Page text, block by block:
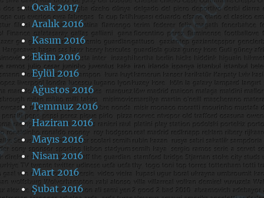
Ocak 2017
Aralık 2016
Kasım 2016
Ekim 2016
Eylül 2016
Ağustos 2016
Temmuz 2016
Haziran 2016
Mayıs 2016
Nisan 2016
Mart 2016
Şubat 2016